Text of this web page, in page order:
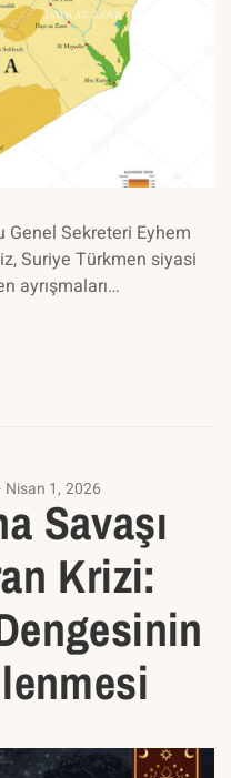
Sekreteri Eyhem
Suriye Türkmen siyasi
ayrışmaları…
Nisan 1, 2026
Savaşı
Krizi: